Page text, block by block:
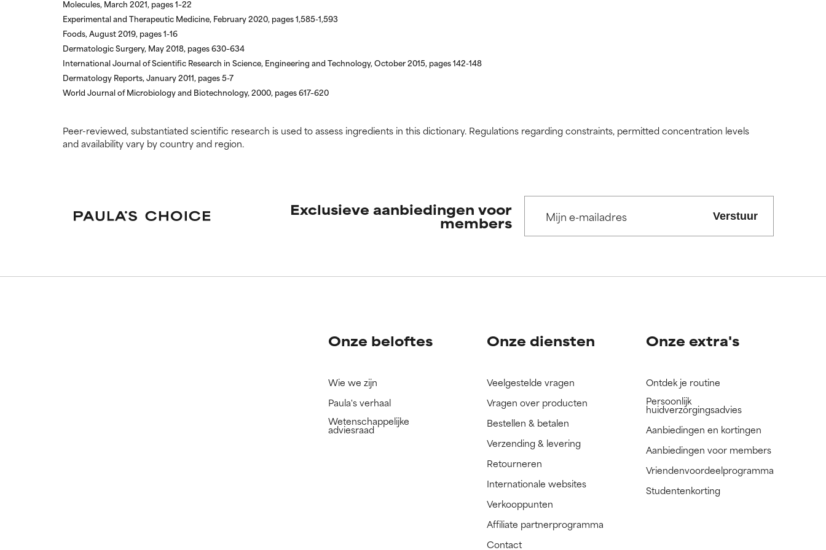
Molecules, March 2021, pages 1–22
Experimental and Therapeutic Medicine, February 2020, pages 1,585-1,593
Foods, August 2019, pages 1-16
Dermatologic Surgery, May 2018, pages 630–634
International Journal of Scientific Research in Science, Engineering and Technology, October 2015, pages 142-148
Dermatology Reports, January 2011, pages 5-7
World Journal of Microbiology and Biotechnology, 2000, pages 617–620
Peer-reviewed, substantiated scientific research is used to assess ingredients in this dictionary. Regulations regarding constraints, permitted concentration levels
and availability vary by country and region.
hebben bekeken.
hebben bekeken.
Exclusieve aanbiedingen voor
members Verstuur
Onze beloftes
Wie we zijn
Paula's verhaal
Wetenschappelijke
adviesraad
Onze diensten
Veelgestelde vragen
Vragen over producten
Bestellen & betalen
Verzending & levering
Retourneren
Internationale websites
Verkooppunten
Affiliate partnerprogramma
Contact
Onze extra's
Ontdek je routine
Persoonlijk
huidverzorgingsadvies
Aanbiedingen en kortingen
Aanbiedingen voor members
Vriendenvoordeelprogramma
Studentenkorting